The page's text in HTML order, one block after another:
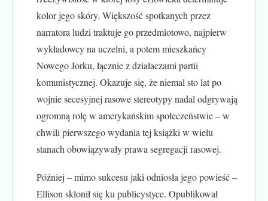
kolor jego skóry. Większość spotkanych przez
narratora ludzi traktuje go przedmiotowo, najpierw
wykładowcy na uczelni, a potem mieszkańcy
Nowego Jorku, łącznie z działaczami partii
komunistycznej. Okazuje się, że niemal sto lat po
wojnie secesyjnej rasowe stereotypy nadal odgrywają
ogromną rolę w amerykańskim społeczeństwie – w
chwili pierwszego wydania tej książki w wielu
stanach obowiązywały prawa segregacji rasowej.
Później – mimo sukcesu jaki odniosła jego powieść –
Ellison skłonił się ku publicystyce. Opublikował